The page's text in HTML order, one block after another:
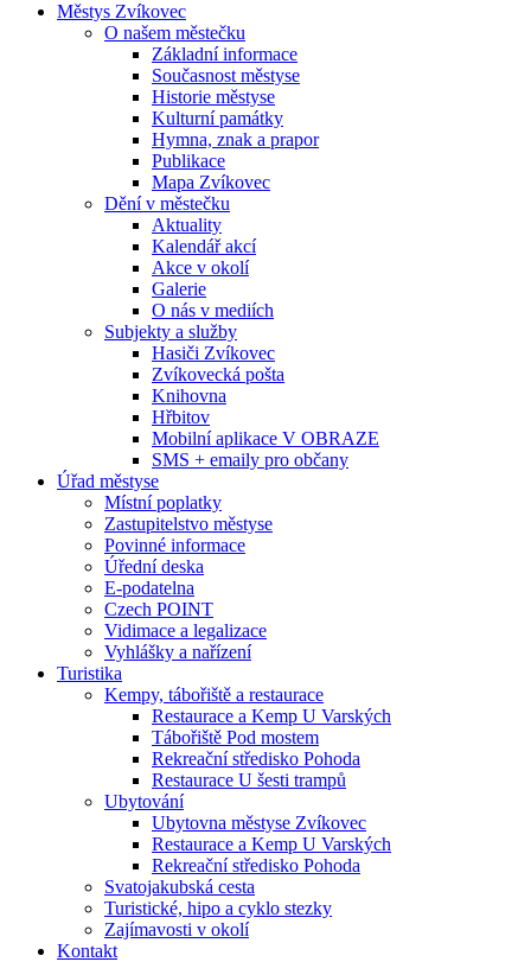
Městys Zvíkovec
O našem městečku
Základní informace
Současnost městyse
Historie městyse
Kulturní památky
Hymna, znak a prapor
Publikace
Mapa Zvíkovec
Dění v městečku
Aktuality
Kalendář akcí
Akce v okolí
Galerie
O nás v mediích
Subjekty a služby
Hasiči Zvíkovec
Zvíkovecká pošta
Knihovna
Hřbitov
Mobilní aplikace V OBRAZE
SMS + emaily pro občany
Úřad městyse
Místní poplatky
Zastupitelstvo městyse
Povinné informace
Úřední deska
E-podatelna
Czech POINT
Vidimace a legalizace
Vyhlášky a nařízení
Turistika
Kempy, tábořiště a restaurace
Restaurace a Kemp U Varských
Tábořiště Pod mostem
Rekreační středisko Pohoda
Restaurace U šesti trampů
Ubytování
Ubytovna městyse Zvíkovec
Restaurace a Kemp U Varských
Rekreační středisko Pohoda
Svatojakubská cesta
Turistické, hipo a cyklo stezky
Zajímavosti v okolí
Kontakt